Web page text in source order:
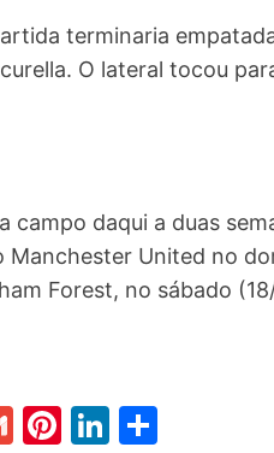
terminaria
O lateral tocou
campo daqui a duas
United no
Forest, no sábado
G
Pi Li